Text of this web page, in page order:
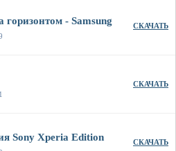
- Samsung СКАЧАТЬ
СКАЧАТЬ
Sony Xperia Edition СКАЧАТЬ